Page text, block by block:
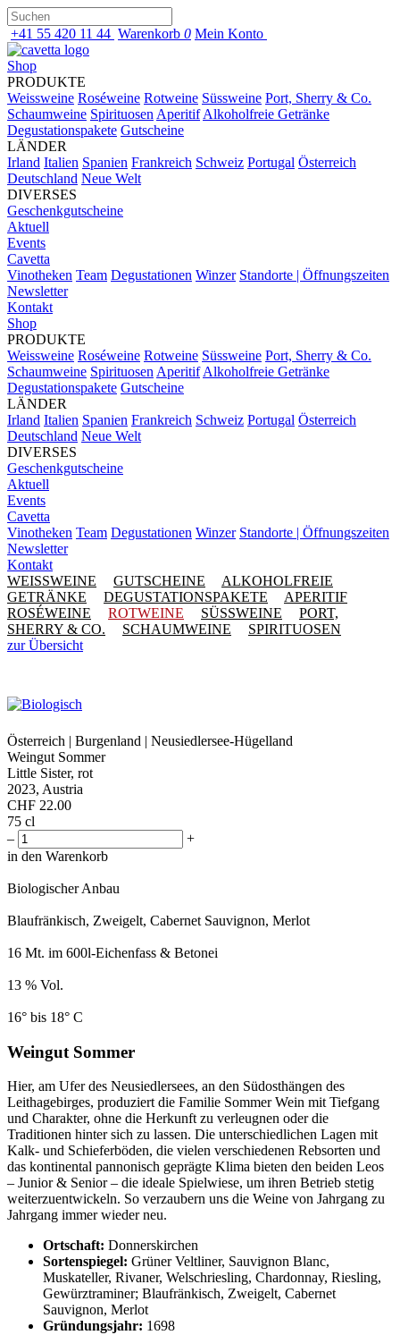
+41 55 420 11 44 Warenkorb 0 Mein Konto
Shop
PRODUKTE
Weissweine Roséweine Rotweine Süssweine Port, Sherry & Co.
Schaumweine Spirituosen Aperitif Alkoholfreie Getränke
Degustationspakete Gutscheine
LÄNDER
Irland Italien Spanien Frankreich Schweiz Portugal Österreich
Deutschland Neue Welt
DIVERSES
Geschenkgutscheine
Aktuell
Events
Cavetta
Vinotheken Team Degustationen Winzer Standorte | Öffnungszeiten
Newsletter
Kontakt
Shop
PRODUKTE
Weissweine Roséweine Rotweine Süssweine Port, Sherry & Co.
Schaumweine Spirituosen Aperitif Alkoholfreie Getränke
Degustationspakete Gutscheine
LÄNDER
Irland Italien Spanien Frankreich Schweiz Portugal Österreich
Deutschland Neue Welt
DIVERSES
Geschenkgutscheine
Aktuell
Events
Cavetta
Vinotheken Team Degustationen Winzer Standorte | Öffnungszeiten
Newsletter
Kontakt
WEISSWEINE
GUTSCHEINE
ALKOHOLFREIE
GETRÄNKE
DEGUSTATIONSPAKETE
APERITIF
ROSÉWEINE
ROTWEINE SÜSSWEINE
PORT,
SHERRY & CO.
SCHAUMWEINE
SPIRITUOSEN
zur Übersicht
Österreich | Burgenland | Neusiedlersee-Hügelland
Weingut Sommer
Little Sister, rot
2023, Austria
CHF 22.00
75 cl
–
+
in den Warenkorb
Biologischer Anbau
Blaufränkisch, Zweigelt, Cabernet Sauvignon, Merlot
16 Mt. im 600l-Eichenfass & Betonei
13 % Vol.
16° bis 18° C
Weingut Sommer
Hier, am Ufer des Neusiedlersees, an den Südosthängen des
Leithagebirges, produziert die Familie Sommer Wein mit Tiefgang
und Charakter, ohne die Herkunft zu verleugnen oder die
Traditionen hinter sich zu lassen. Die unterschiedlichen Lagen mit
Kalk- und Schieferböden, die vielen verschiedenen Rebsorten und
das kontinental pannonisch geprägte Klima bieten den beiden Leos
– Junior & Senior – die ideale Spielwiese, um ihren Betrieb stetig
weiterzuentwickeln. So verzaubern uns die Weine von Jahrgang zu
Jahrgang immer wieder neu.
Ortschaft: Donnerskirchen
Sortenspiegel: Grüner Veltliner, Sauvignon Blanc,
Muskateller, Rivaner, Welschriesling, Chardonnay, Riesling,
Gewürztraminer; Blaufränkisch, Zweigelt, Cabernet
Sauvignon, Merlot
Gründungsjahr: 1698